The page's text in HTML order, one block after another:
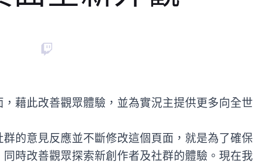
藉此改善觀眾體驗，並為實況主提供更多向全世
的意見反應並不斷修改這個頁面，就是為了確保
時改善觀眾探索新創作者及社群的體驗。現在我